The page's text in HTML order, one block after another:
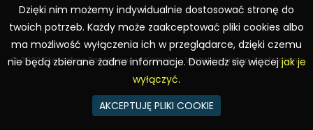
© 2023 Starostwo Powiatowe w Koninie – Wszelkie prawa zastrzeżone
Realizacja:WR Consulting
Dzięki nim możemy indywidualnie dostosować stronę do
twoich potrzeb. Każdy może zaakceptować pliki cookies albo
ma możliwość wyłączenia ich w przeglądarce, dzięki czemu
nie będą zbierane żadne informacje. Dowiedz się więcejjak je
wyłączyć.
AKCEPTUJĘ PLIKI COOKIE